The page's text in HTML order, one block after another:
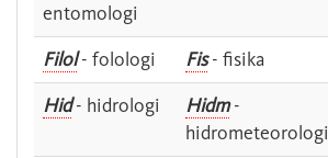
entomologi
Filol- folologi Fis- fisika
Hid- hidrologi Hidm-
hidrometeorologi